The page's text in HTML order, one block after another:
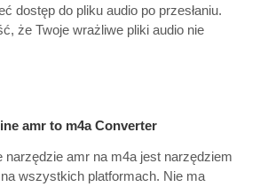
dostęp do pliku audio po przesłaniu.
że Twoje wrażliwe pliki audio nie
amr to m4a Converter
narzędzie amr na m4a jest narzędziem
na wszystkich platformach. Nie ma